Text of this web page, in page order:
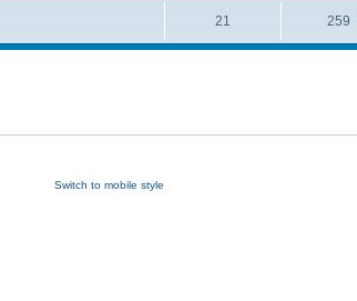
21 259
Switch to mobile style